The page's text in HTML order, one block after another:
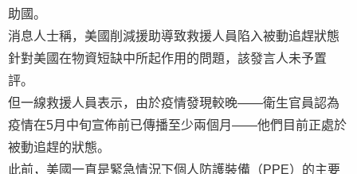
助國。
消息人士稱，美國削減援助導致救援人員陷入被動追趕狀態
針對美國在物資短缺中所起作用的問題，該發言人未予置
評。
但一線救援人員表示，由於疫情發現較晚——衛生官員認為
疫情在5月中旬宣佈前已傳播至少兩個月——他們目前正處於
被動追趕的狀態。
此前，美國一直是緊急情況下個人防護裝備（PPE）的主要